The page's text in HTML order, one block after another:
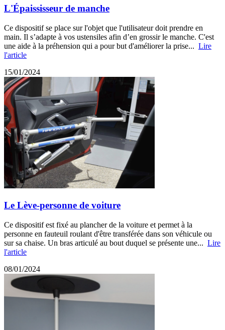
L'Épaississeur de manche
Ce dispositif se place sur l'objet que l'utilisateur doit prendre en
main. Il s’adapte à vos ustensiles afin d’en grossir le manche. C'est
une aide à la préhension qui a pour but d'améliorer la prise... Lire
l'article
15/01/2024
Le Lève-personne de voiture
Ce dispositif est fixé au plancher de la voiture et permet à la
personne en fauteuil roulant d'être transférée dans son véhicule ou
sur sa chaise. Un bras articulé au bout duquel se présente une... Lire
l'article
08/01/2024